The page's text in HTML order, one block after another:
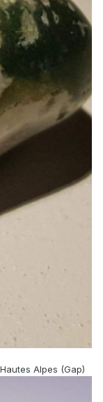
Alpes (Gap)